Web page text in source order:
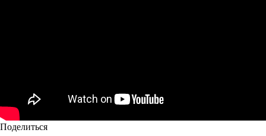
Поделиться